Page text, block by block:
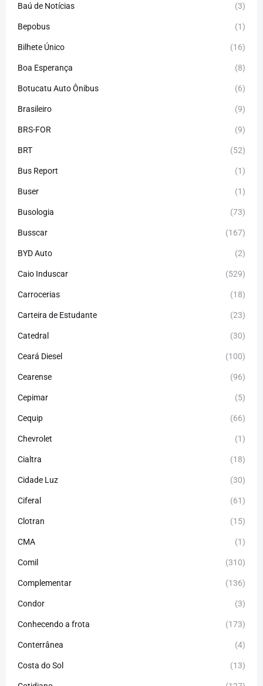
Baú de Notícias (3)
Bepobus (1)
Bilhete Único (16)
Boa Esperança (8)
Botucatu Auto Ônibus (6)
Brasileiro (9)
BRS-FOR (9)
BRT (52)
Bus Report (1)
Buser (1)
Busologia (73)
Busscar (167)
BYD Auto (2)
Caio Induscar (529)
Carrocerias (18)
Carteira de Estudante (23)
Catedral (30)
Ceará Diesel (100)
Cearense (96)
Cepimar (5)
Cequip (66)
Chevrolet (1)
Cialtra (18)
Cidade Luz (30)
Ciferal (61)
Clotran (15)
CMA (1)
Comil (310)
Complementar (136)
Condor (3)
Conhecendo a frota (173)
Conterrânea (4)
Costa do Sol (13)